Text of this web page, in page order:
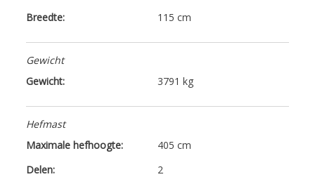
Breedte:
115 cm
Gewicht
Gewicht:
3791 kg
Hefmast
Maximale hefhoogte:
405 cm
Delen:
2